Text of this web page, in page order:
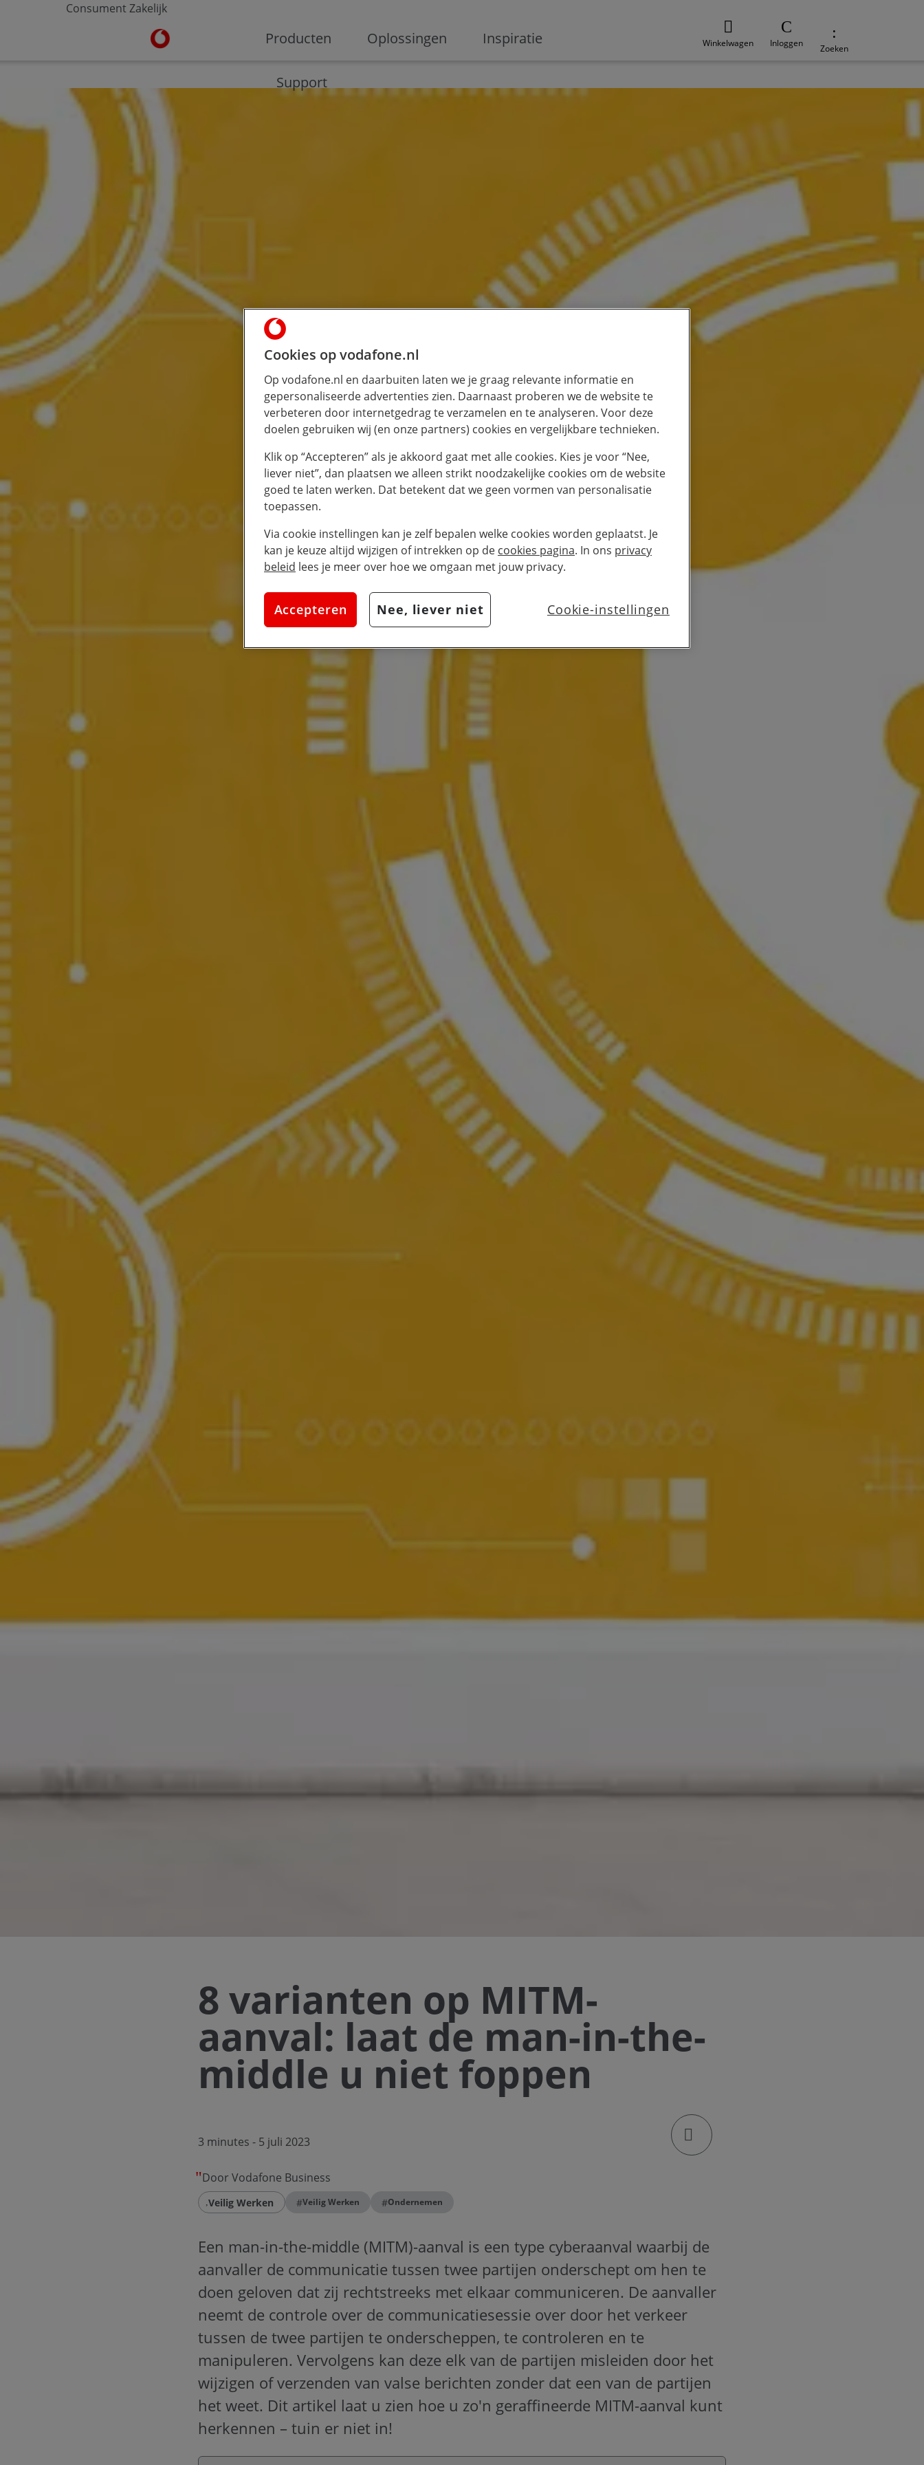
Consument Zakelijk
Ga naar de Vodafone homepage
Producten Oplossingen Inspiratie
Support
Winkelwagen Inloggen Zoeken
8 varianten op MITM-
aanval: laat de man-in-the-
middle u niet foppen
3 minutes - 5 juli 2023
klik om de deellinks te openen
Door Vodafone Business
Veilig Werken #Veilig Werken #Ondernemen
Een man-in-the-middle (MITM)-aanval is een type cyberaanval waarbij de
aanvaller de communicatie tussen twee partijen onderschept om hen te
doen geloven dat zij rechtstreeks met elkaar communiceren. De aanvaller
neemt de controle over de communicatiesessie over door het verkeer
tussen de twee partijen te onderscheppen, te controleren en te
manipuleren. Vervolgens kan deze elk van de partijen misleiden door het
wijzigen of verzenden van valse berichten zonder dat een van de partijen
het weet. Dit artikel laat u zien hoe u zo'n geraffineerde MITM-aanval kunt
herkennen – tuin er niet in!
Cookies op vodafone.nl
Op vodafone.nl en daarbuiten laten we je graag relevante informatie en
gepersonaliseerde advertenties zien. Daarnaast proberen we de website te
verbeteren door internetgedrag te verzamelen en te analyseren. Voor deze
doelen gebruiken wij (en onze partners) cookies en vergelijkbare technieken.
Klik op “Accepteren” als je akkoord gaat met alle cookies. Kies je voor “Nee,
liever niet”, dan plaatsen we alleen strikt noodzakelijke cookies om de website
goed te laten werken. Dat betekent dat we geen vormen van personalisatie
toepassen.
Via cookie instellingen kan je zelf bepalen welke cookies worden geplaatst. Je
kan je keuze altijd wijzigen of intrekken op de cookies pagina. In ons privacy
beleid lees je meer over hoe we omgaan met jouw privacy.
Accepteren Nee, liever niet Cookie-instellingen